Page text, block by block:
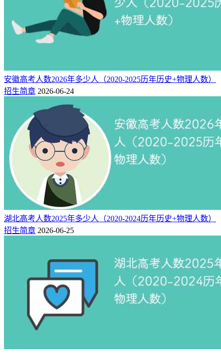
省份
综合类
工程测量技术、大数据与会计、电子商
务等
传统模式
理科
地质调查与矿产普查、无人机应用技
五、咨询联系方式与官方渠道
若考生及家长在报考过程中有疑问，可通过以下官方渠道咨
询，获取最权威的招生信息：
招生咨询电话：0938-2793278
学校地址：甘肃省天水市麦积区廿里铺18号
招生信息网：https://zjc.gipc.edu.cn/（可查询招生计划、历年分
数线、录取进程等）
安徽高考人数2026年多少人（2020-2025历年历史+物理人数）
招生简章 2026-06-24
湖北高考人数2025年多少人（2020-2024历年历史+物理人数）
招生简章 2026-06-25